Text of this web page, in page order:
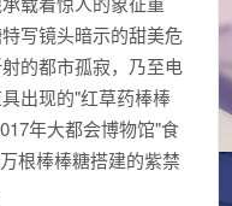
写镜头暗示的甜美危
的都市孤寂，乃至电
出现的"红草药棒棒
年大都会博物馆"食
根棒棒糖搭建的紫禁